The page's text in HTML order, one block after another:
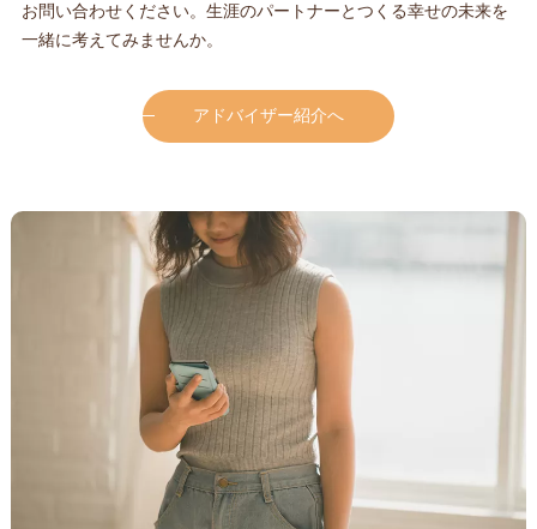
お問い合わせください。生涯のパートナーとつくる幸せの未来を
一緒に考えてみませんか。
アドバイザー紹介へ